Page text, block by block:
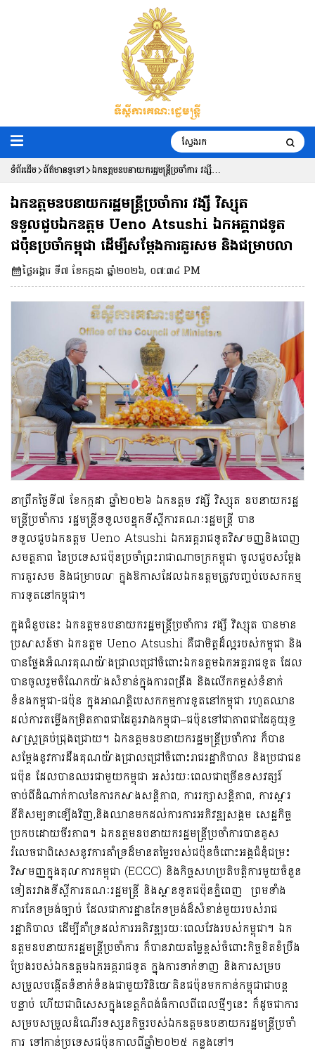
ទំព័រដើម ព័ត៌មានទូទៅ ឯកឧត្តមឧបនាយករដ្ឋមន្ត្រីប្រចាំការ វង្សី
វិស្សុត ទទួលជួបឯកឧត្តម Ueno
Atsushi ឯកអគ្គរាជទូតជប៉ុនប្រចាំកម្ពុជា
ដើម្បីសម្តែងការគួរសម និងជម្រាបលា
ឯកឧត្តមឧបនាយករដ្ឋមន្ត្រីប្រចាំការ វង្សី វិស្សុត
ទទួលជួបឯកឧត្តម Ueno Atsushi ឯកអគ្គរាជទូត
ជប៉ុនប្រចាំកម្ពុជា ដើម្បីសម្តែងការគួរសម និងជម្រាបលា
ថ្ងៃអង្គារ ទី៧ ខែកក្កដា ឆ្នាំ២០២៦, ០៧:៣៤ PM
នាព្រឹកថ្ងៃទី៧ ខែកក្កដា ឆ្នាំ២០២៦ ឯកឧត្តម វង្សី វិស្សុត ឧបនាយករដ្ឋ
មន្ត្រីប្រចាំការ រដ្ឋមន្ត្រីទទួលបន្ទុកទីស្តីការគណៈរដ្ឋមន្ត្រី បាន
ទទួលជួបឯកឧត្តម Ueno Atsushi ឯកអគ្គរាជទូតវិសាមញ្ញនិងពេញ
សមត្ថភាព នៃប្រទេសជប៉ុនប្រចាំព្រះរាជាណាចក្រកម្ពុជា ចូលជួបសម្តែង
ការគួរសម និងជម្រាបលា ក្នុងឱកាសដែលឯកឧត្តមត្រូវបញ្ចប់បេសកកម្ម
ការទូតនៅកម្ពុជា។
ក្នុងជំនួបនេះ ឯកឧត្តមឧបនាយករដ្ឋមន្ត្រីប្រចាំការ វង្សី វិស្សុត បានមាន
ប្រសាសន៍ថា ឯកឧត្តម Ueno Atsushi គឺជាមិត្តដ៏ល្អរបស់កម្ពុជា និង
បានថ្លែងអំណរគុណយ៉ាងជ្រាលជ្រៅចំពោះឯកឧត្តមឯកអគ្គរាជទូត ដែល
បានចូលរួមចំណែកយ៉ាងសំខាន់ក្នុងការពង្រឹង និងលើកកម្ពស់ទំនាក់
ទំនងកម្ពុជា-ជប៉ុន ក្នុងអាណត្តិបេសកកម្មការទូតនៅកម្ពុជា រហូតឈាន
ដល់ការតម្លើងកម្រិតភាពជាដៃគូរវាងកម្ពុជា–ជប៉ុនទៅជាភាពជាដៃគូយុទ្ធ
សាស្ត្រគ្រប់ជ្រុងជ្រោយ។ ឯកឧត្តមឧបនាយករដ្ឋមន្ត្រីប្រចាំការ ក៏បាន
សម្តែងនូវការដឹងគុណយ៉ាងជ្រាលជ្រៅចំពោះរាជរដ្ឋាភិបាល និងប្រជាជន
ជប៉ុន ដែលបានឈរជាមួយកម្ពុជា អស់រយៈពេលជាច្រើនទសវត្សរ៍
ចាប់ពីដំណាក់កាលនៃការកសាងសន្តិភាព, ការរក្សាសន្តិភាព, ការស្តារ
នីតិសម្បទាឡើងវិញ,និងឈានមកដល់ការការអភិវឌ្ឍសង្គម សេដ្ឋកិច្ច
ប្រកបដោយចីរភាព។ ឯកឧត្តមឧបនាយករដ្ឋមន្ត្រីប្រចាំការបានគូស
រំលេចជាពិសេសនូវការគាំទ្រដ៏មានតម្លៃរបស់ជប៉ុនចំពោះអង្គជំនុំជម្រះ
វិសាមញ្ញក្នុងតុលាការកម្ពុជា (ECCC) និងកិច្ចសហប្រតិបត្តិការមួយចំនួន
ទៀតរវាងទីស្តីការគណៈរដ្ឋមន្រ្តី និងស្ថានទូតជប៉ុនភ្នំពេញ ព្រមទាំង
ការកែទម្រង់ច្បាប់ ដែលជាការដ្ឋានកែទម្រង់ដ៏សំខាន់មួយរបស់រាជ
រដ្ឋាភិបាល ដើម្បីគាំទ្រដល់ការអភិវឌ្ឍរយៈពេលវែងរបស់កម្ពុជា។ ឯក
ឧត្តមឧបនាយករដ្ឋមន្ត្រីប្រចាំការ ក៏បានវាយតម្លៃខ្ពស់ចំពោះកិច្ចខិតខំប្រឹង
ប្រែងរបស់ឯកឧត្តមឯកអគ្គរាជទូត ក្នុងការទាក់ទាញ និងការសម្រប
សម្រួលបង្កើតទំនាក់ទំនងជាមួយវិនិយោគិនជប៉ុនមកកាន់កម្ពុជាជាបន្ត
បន្ទាប់ ហើយជាពិសេសក្នុងខេត្តកំពង់ធំកាលពីពេលថ្មីៗនេះ ក៏ដូចជាការ
សម្របសម្រួលដំណើរទស្សនកិច្ចរបស់ឯកឧត្តមឧបនាយករដ្ឋមន្ត្រីប្រចាំ
ការ ទៅកាន់ប្រទេសជប៉ុនកាលពីឆ្នាំ២០២៥ កន្លងទៅ។